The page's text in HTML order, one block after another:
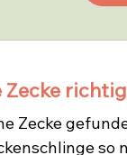
Zecke richtig
Zecke
so